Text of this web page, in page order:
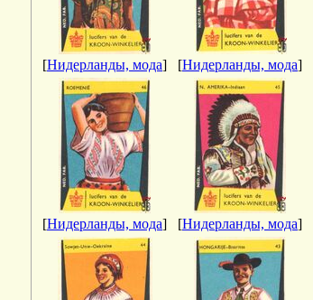
[Нидерланды, мода] [Нидерланды, мода]
[Нидерланды, мода] [Нидерланды, мода]